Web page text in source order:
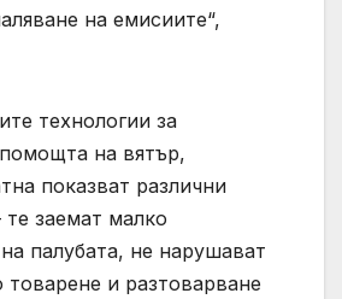
на емисиите“,
технологии за
на вятър,
показват различни
заемат малко
палубата, не нарушават
и разтоварване